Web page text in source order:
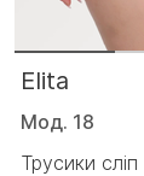
Elita
Мод. 18
Трусики